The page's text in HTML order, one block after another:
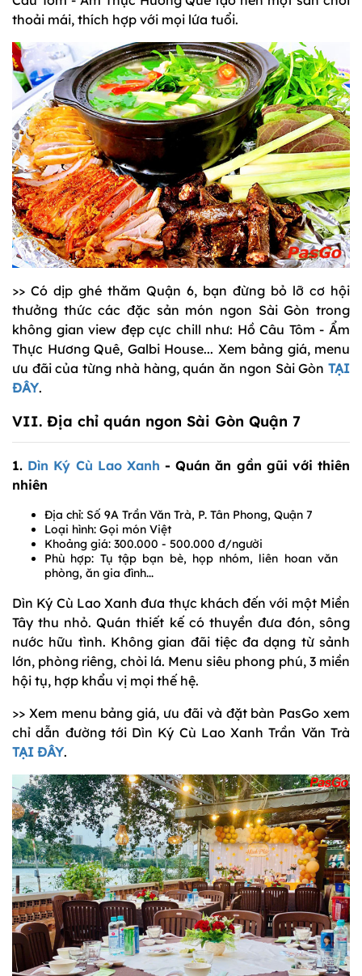
thoải mái, thích hợp với mọi lứa tuổi.
>> Có dịp ghé thăm Quận 6, bạn đừng bỏ lỡ cơ hội
thưởng thức các đặc sản món ngon Sài Gòn trong
không gian view đẹp cực chill như: Hồ Câu Tôm - Ẩm
Thực Hương Quê, Galbi House... Xem bảng giá, menu
ưu đãi của từng nhà hàng, quán ăn ngon Sài Gòn TẠI
ĐÂY.
VII. Địa chỉ quán ngon Sài Gòn Quận 7
1. Dìn Ký Cù Lao Xanh - Quán ăn gần gũi với thiên
nhiên
Địa chỉ: Số 9A Trần Văn Trà, P. Tân Phong, Quận 7
Loại hình: Gọi món Việt
Khoảng giá: 300.000 - 500.000 đ/người
Phù hợp: Tụ tập bạn bè, họp nhóm, liên hoan văn
phòng, ăn gia đình...
Dìn Ký Cù Lao Xanh đưa thực khách đến với một Miền
Tây thu nhỏ. Quán thiết kế có thuyền đưa đón, sông
nước hữu tình. Không gian đãi tiệc đa dạng từ sảnh
lớn, phòng riêng, chòi lá. Menu siêu phong phú, 3 miền
hội tụ, hợp khẩu vị mọi thế hệ.
>> Xem menu bảng giá, ưu đãi và đặt bàn PasGo xem
chỉ dẫn đường tới Dìn Ký Cù Lao Xanh Trần Văn Trà
TẠI ĐÂY.